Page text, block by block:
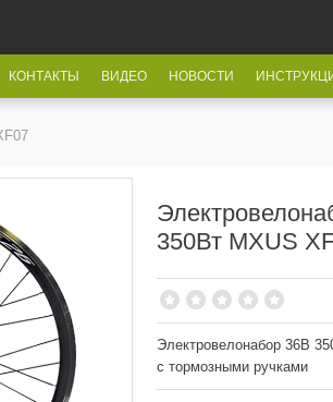
КОНТАКТЫ ВИДЕО НОВОСТИ
350Вт MXUS
Электровелонабор 36В
с тормозными ручками